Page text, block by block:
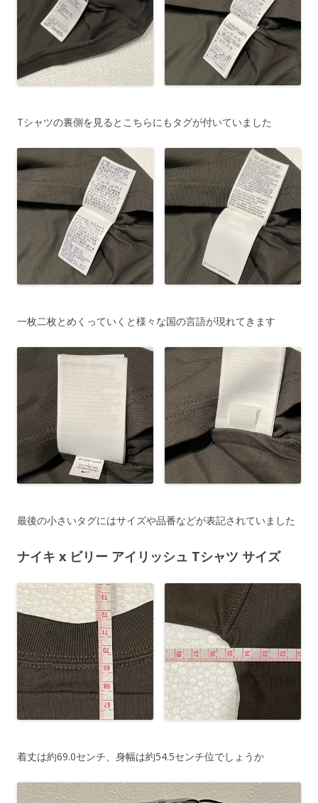
Tシャツの裏側を見るとこちらにもタグが付いていました
一枚二枚とめくっていくと様々な国の言語が現れてきます
最後の小さいタグにはサイズや品番などが表記されていました
ナイキ x ビリー アイリッシュ Tシャツ サイズ
着丈は約69.0センチ、身幅は約54.5センチ位でしょうか